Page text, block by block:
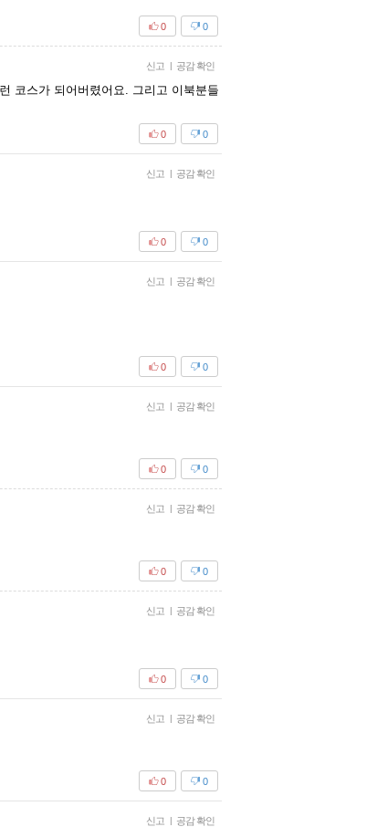
0
0
신고 | 공감 확인
코스가 되어버렸어요. 그리고 이북분들
0
0
신고 | 공감 확인
0
0
신고 | 공감 확인
0
0
신고 | 공감 확인
0
0
신고 | 공감 확인
0
0
신고 | 공감 확인
0
0
신고 | 공감 확인
0
0
신고 | 공감 확인